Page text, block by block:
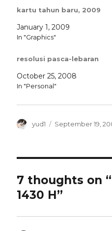
kartu tahun baru, 2009
January 1, 2009
In "Graphics"
resolusi pasca-lebaran
October 25, 2008
In "Personal"
Author
yud1
Posted
September 19,
7 thoughts on
1430 H”